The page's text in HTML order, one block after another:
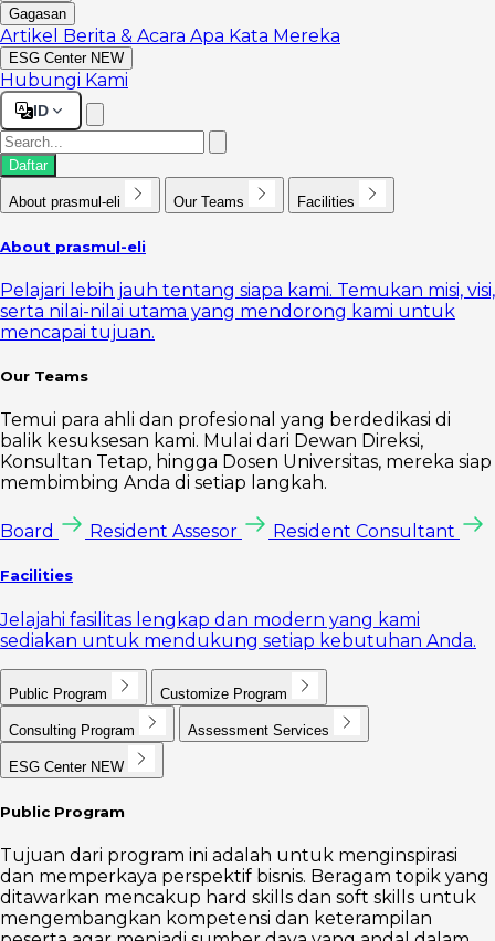
Gagasan
Artikel Berita & Acara Apa Kata Mereka
ESG Center NEW
Hubungi Kami
ID
Daftar
About prasmul-eli Our Teams Facilities
About prasmul-eli
Pelajari lebih jauh tentang siapa kami. Temukan misi, visi,
serta nilai-nilai utama yang mendorong kami untuk
mencapai tujuan.
Our Teams
Temui para ahli dan profesional yang berdedikasi di
balik kesuksesan kami. Mulai dari Dewan Direksi,
Konsultan Tetap, hingga Dosen Universitas, mereka siap
membimbing Anda di setiap langkah.
Board Resident Assesor Resident Consultant
Facilities
Jelajahi fasilitas lengkap dan modern yang kami
sediakan untuk mendukung setiap kebutuhan Anda.
Public Program Customize Program
Consulting Program Assessment Services
ESG Center NEW
Public Program
Tujuan dari program ini adalah untuk menginspirasi
dan memperkaya perspektif bisnis. Beragam topik yang
ditawarkan mencakup hard skills dan soft skills untuk
mengembangkan kompetensi dan keterampilan